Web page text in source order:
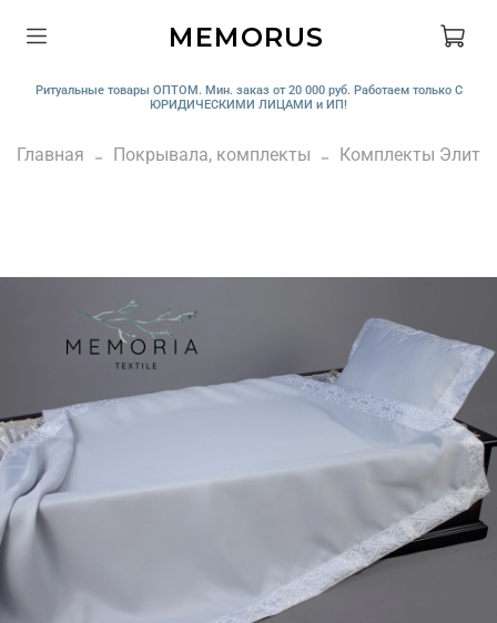
MEMORUS
Ритуальные товары ОПТОМ. Мин. заказ от 20 000 руб. Работаем только С
ЮРИДИЧЕСКИМИ ЛИЦАМИ и ИП!
Главная Покрывала, комплекты Комплекты Элит